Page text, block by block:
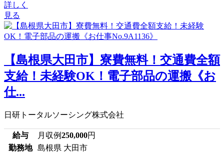
詳しく
見る
【島根県大田市】寮費無料！交通費全額
支給！未経験OK！電子部品の運搬《お
仕...
日研トータルソーシング株式会社
給与 月収例250,000円
勤務地 島根県 大田市